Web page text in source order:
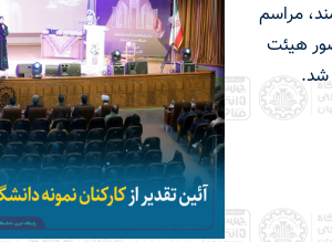
مراسم
هیئت
شد.